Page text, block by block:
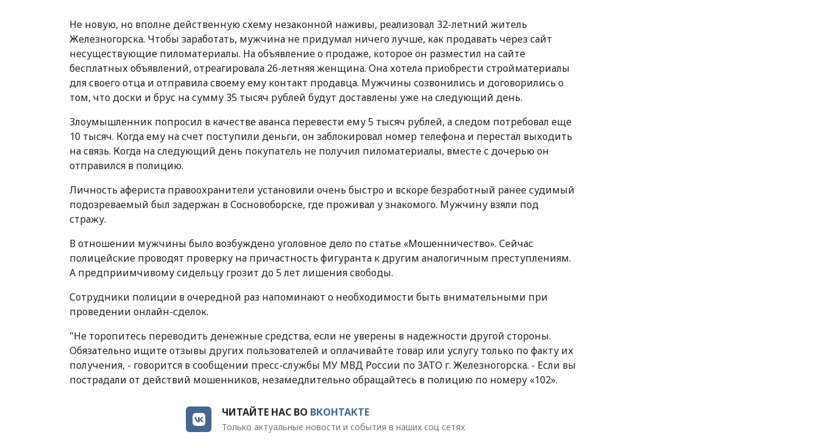
Не новую, но вполне действенную схему незаконной наживы, реализовал 32-летний житель
Железногорска. Чтобы заработать, мужчина не придумал ничего лучше, как продавать через сайт
несуществующие пиломатериалы. На объявление о продаже, которое он разместил на сайте
бесплатных объявлений, отреагировала 26-летняя женщина. Она хотела приобрести стройматериалы
для своего отца и отправила своему ему контакт продавца. Мужчины созвонились и договорились о
том, что доски и брус на сумму 35 тысяч рублей будут доставлены уже на следующий день.
Злоумышленник попросил в качестве аванса перевести ему 5 тысяч рублей, а следом потребовал еще
10 тысяч. Когда ему на счет поступили деньги, он заблокировал номер телефона и перестал выходить
на связь. Когда на следующий день покупатель не получил пиломатериалы, вместе с дочерью он
отправился в полицию.
Личность афериста правоохранители установили очень быстро и вскоре безработный ранее судимый
подозреваемый был задержан в Сосновоборске, где проживал у знакомого. Мужчину взяли под
стражу.
В отношении мужчины было возбуждено уголовное дело по статье «Мошенничество». Сейчас
полицейские проводят проверку на причастность фигуранта к другим аналогичным преступлениям.
А предприимчивому сидельцу грозит до 5 лет лишения свободы.
Сотрудники полиции в очередной раз напоминают о необходимости быть внимательными при
проведении онлайн-сделок.
"Не торопитесь переводить денежные средства, если не уверены в надежности другой стороны.
Обязательно ищите отзывы других пользователей и оплачивайте товар или услугу только по факту их
получения, - говорится в сообщении пресс-службы МУ МВД России по ЗАТО г. Железногорска. - Если вы
пострадали от действий мошенников, незамедлительно обращайтесь в полицию по номеру «102».
ЧИТАЙТЕ НАС ВО ВКОНТАКТЕ
Только актуальные новости и события в наших соц сетях